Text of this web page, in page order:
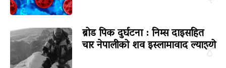
४
ब्रोड पिक दुर्घटना : निम्स दाइसहित
चार नेपालीको शव इस्लामावाद ल्याइयो